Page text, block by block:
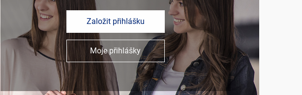
Založit přihlášku
Moje přihlášky